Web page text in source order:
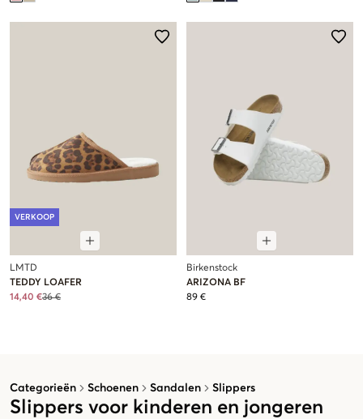
Categorieën Schoenen Sandalen Slippers
Slippers voor kinderen en jongeren
VERKOOP
LMTD
TEDDY LOAFER
14,40 €36 €
Birkenstock
ARIZONA BF
89 €